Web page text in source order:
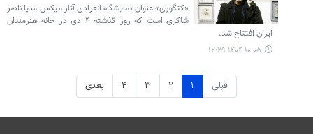
«کتگوری» عنوان نمایشگاه انفرادی آثار میکس مدیا ناصر
شاکری است که روز گذشته ۴ دی در خانه هنرمندان
ایران افتتاح شد.
۱۴۰۴-۱۰-۰۵ ۱۲:۲۹
قبلی ۱ ۲ ۳ ۴ بعدی